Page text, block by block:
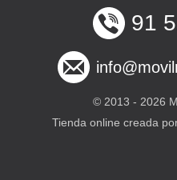
91
© 2013 - 2026
Tienda online creada